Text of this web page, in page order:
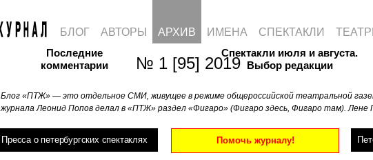
№ 1 [95] 2019
Последние
комментарии
Блог «ПТЖ» — это отдельное СМИ, живущее в режиме общероссийской театральной
журнала Леонид Попов делал в «ПТЖ» раздел «Фигаро» (Фигаро здесь, Фигаро там). Лене
Спектакли июля и августа.
Выбор редакции
Пресса о петербургских спектаклях Помочь журналу!
БЛОГ АВТОРЫ АРХИВ ИМЕНА СПЕКТАКЛИ